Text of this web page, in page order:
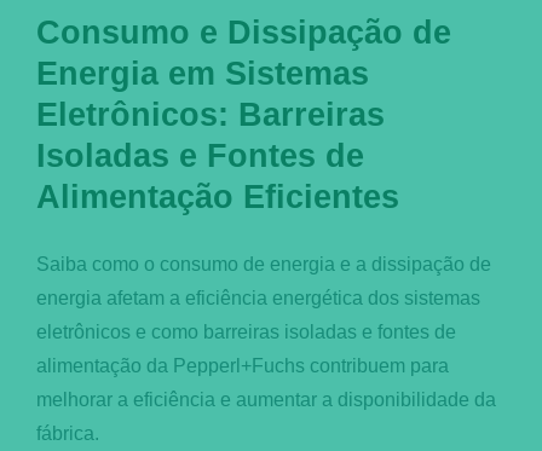
Consumo e Dissipação de
Energia em Sistemas
Eletrônicos: Barreiras
Isoladas e Fontes de
Alimentação Eficientes
Saiba como o consumo de energia e a dissipação de
energia afetam a eficiência energética dos sistemas
eletrônicos e como barreiras isoladas e fontes de
alimentação da Pepperl+Fuchs contribuem para
melhorar a eficiência e aumentar a disponibilidade da
fábrica.